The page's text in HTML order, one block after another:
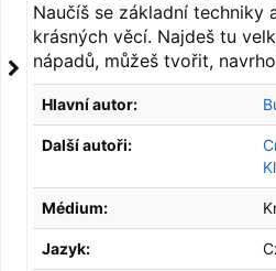
Naučíš se základní techniky
krásných věcí. Najdeš tu
nápadů, můžeš tvořit,
Hlavní autor:
Další autoři:
Médium:
Jazyk: